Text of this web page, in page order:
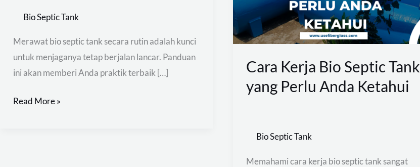
Bio Septic Tank
Merawat bio septic tank secara rutin adalah kunci
untuk menjaganya tetap berjalan lancar. Panduan
ini akan memberi Anda praktik terbaik […]
Secara
Efektif
Read More »
Cara Kerja Bio Septic Tank
yang Perlu Anda Ketahui
Bio Septic Tank
Memahami cara kerja bio septic tank sangat
yang
Perlu
Anda